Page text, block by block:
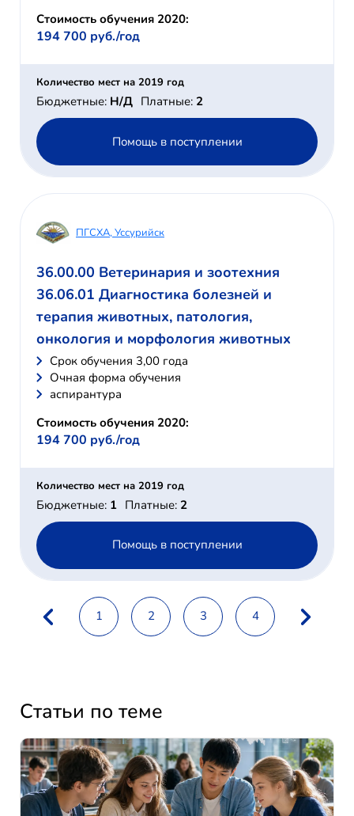
Стоимость обучения 2020:
194 700 руб./год
Количество мест на 2019 год
Бюджетные: Н/Д Платные: 2
Помощь в поступлении
ПГСХА, Уссурийск
36.00.00 Ветеринария и зоотехния
36.06.01 Диагностика болезней и
терапия животных, патология,
онкология и морфология животных
Cрок обучения 3,00 года
Очная форма обучения
аспирантура
Стоимость обучения 2020:
194 700 руб./год
Количество мест на 2019 год
Бюджетные: 1 Платные: 2
Помощь в поступлении
1 2 3 4
Статьи по теме